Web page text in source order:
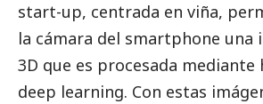
start-up, centrada en viña,
la cámara del smartphone una
3D que es procesada
deep learning. Con estas